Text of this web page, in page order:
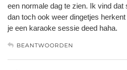
een normale dag te zien. Ik vind
dan toch ook weer dingetjes
je een karaoke sessie deed haha.
BEANTWOORDEN